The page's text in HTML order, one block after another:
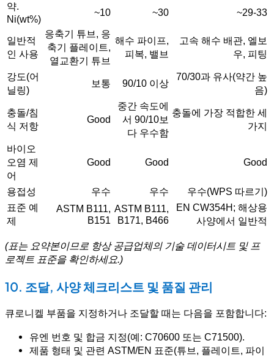
약.
Ni(wt%)
~10 ~30 ~29-33
일반적
인 사용
응축기 튜브, 응
축기 플레이트,
열교환기 튜브
해수 파이프,
피복, 밸브
고속 해수 배관, 엘보
우, 피팅
강도(어
닐링)
보통 90/10 이상
70/30과 유사(약간 높
음)
충돌/침
식 저항
Good
중간 속도에
서 90/10보
다 우수함
충돌에 가장 적합한 세
가지
바이오
오염 제
어
Good Good Good
용접성 우수 우수
우수(WPS 따르기)
표준 예
제
ASTM B111,
B151
ASTM B111,
B171, B466
EN CW354H; 해상용
사양에서 일반적
(표는 요약본이므로 항상 공급업체의 기술 데이터시트 및 프
로젝트 표준을 확인하세요.)
10. 조달, 사양 체크리스트 및 품질 관리
큐로니켈 부품을 지정하거나 조달할 때는 다음을 포함합니다:
유엔 번호 및 합금 지정(예: C70600 또는 C71500).
제품 형태 및 관련 ASTM/EN 표준(튜브, 플레이트, 파이